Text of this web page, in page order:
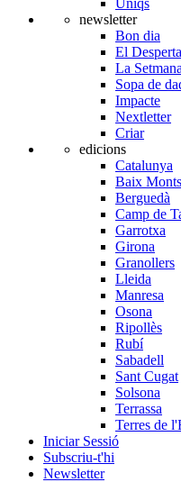
newsletter
Bon dia
El
La
Sopa de
Impacte
Nextletter
Criar
edicions
Catalunya
Baix
Berguedà
Camp de
Garrotxa
Girona
Granollers
Lleida
Manresa
Osona
Ripollès
Rubí
Sabadell
Sant Cugat
Solsona
Terrassa
Terres de
Iniciar Sessió
Subscriu-t'hi
Newsletter